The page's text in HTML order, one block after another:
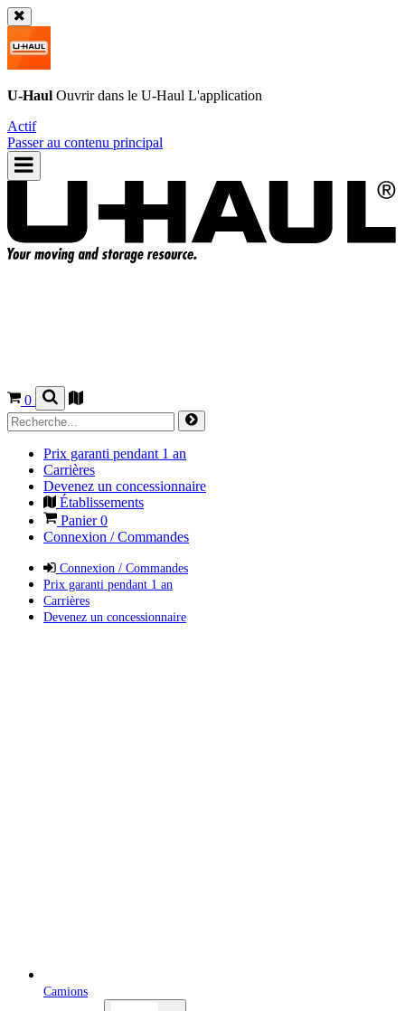
U-Haul Ouvrir dans le U-Haul L'application
Actif
Passer au contenu principal
0
Prix garanti pendant 1 an
Carrières
Devenez un concessionnaire
Établissements
Panier0
Connexion / Commandes
Connexion / Commandes
Prix garanti pendant 1 an
Carrières
Devenez un concessionnaire
Camions